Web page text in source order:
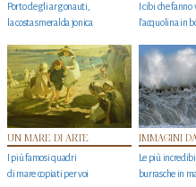
Porto degli argonauti,
la costa smeralda jonica
I cibi che fanno
l’acquolina in
UN MARE DI ARTE
I più famosi quadri
di mare copiati per voi
IMMAGINI
Le più
burrasche in